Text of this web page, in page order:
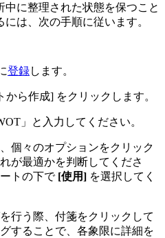
中に整理された状態を保つこと
は、次の手順に従います。
登録します。
から作成] をクリックします。
」と入力してください。
個々のオプションをクリック
が最適かを判断してくださ
トの下で [使用] を選択してく
行う際、付箋をクリックして
することで、各象限に詳細を